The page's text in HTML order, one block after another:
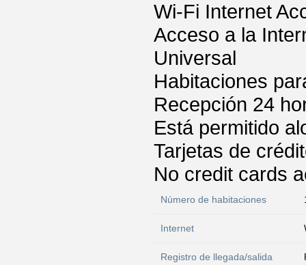
Wi-Fi Internet
Acceso a la
Universal
Habitaciones
Recepción 24
Está permitido
Tarjetas de
No credit cards
Número de habitaciones
Internet
Registro de llegada/salida